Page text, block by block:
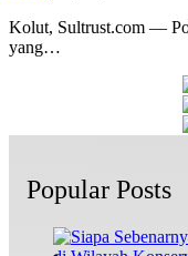
Kolut, Sultrust.com —
yang…
Popular Posts